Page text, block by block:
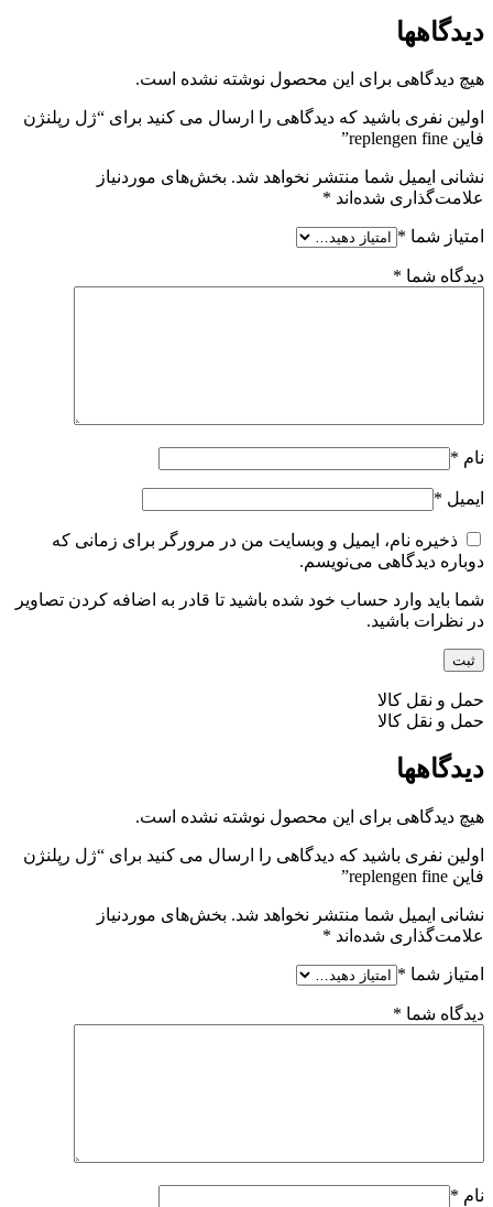
دیدگاهها
هیچ دیدگاهی برای این محصول نوشته نشده است.
اولین نفری باشید که دیدگاهی را ارسال می کنید برای “ژل رپلنژن
فاین replengen fine”
نشانی ایمیل شما منتشر نخواهد شد. بخش‌های موردنیاز
علامت‌گذاری شده‌اند *
امتیاز شما *
دیدگاه شما *
نام *
ایمیل *
ذخیره نام، ایمیل و وبسایت من در مرورگر برای زمانی که
دوباره دیدگاهی می‌نویسم.
شما باید وارد حساب خود شده باشید تا قادر به اضافه کردن تصاویر
در نظرات باشید.
حمل و نقل کالا
حمل و نقل کالا
دیدگاهها
هیچ دیدگاهی برای این محصول نوشته نشده است.
اولین نفری باشید که دیدگاهی را ارسال می کنید برای “ژل رپلنژن
فاین replengen fine”
نشانی ایمیل شما منتشر نخواهد شد. بخش‌های موردنیاز
علامت‌گذاری شده‌اند *
امتیاز شما *
دیدگاه شما *
نام *